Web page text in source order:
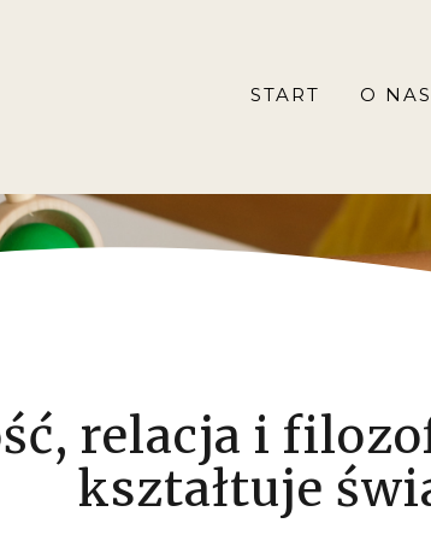
START O NAS
relacja i
kształtuje